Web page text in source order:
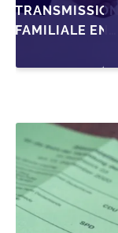
TRANSMISSION
FAMILIALE EN
STRUCTURER
D'UNE SRL